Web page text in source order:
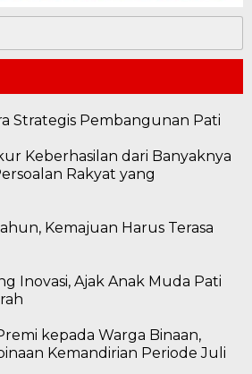
Strategis Pembangunan Pati
Keberhasilan dari Banyaknya
Rakyat yang
Kemajuan Harus Terasa
Inovasi, Ajak Anak Muda Pati
kepada Warga Binaan,
Kemandirian Periode Juli